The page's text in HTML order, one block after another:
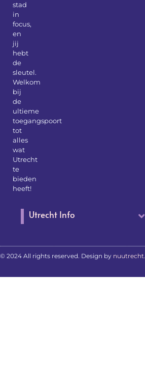
stad
in
focus,
en
jij
hebt
de
sleutel.
Welkom
bij
de
ultieme
toegangspoort
tot
alles
wat
Utrecht
te
bieden
heeft!
Utrecht Info
© 2024 All rights reserved. Design by